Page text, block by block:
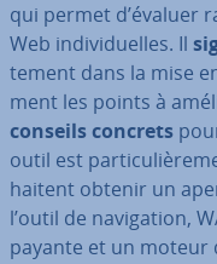
qui permet d’évaluer
Web in­di­vi­duelles. Il
te­ment dans la mise
ment les points à
conseils concrets
outil est
hai­tent obtenir un
l’outil de na­vi­ga­tion,
payante et un